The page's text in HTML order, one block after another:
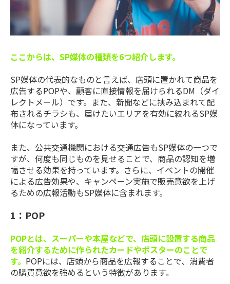
ここからは、SP媒体の種類を6つ紹介します。
SP媒体の代表的なものと言えば、店頭に置かれて商品を
広告するPOPや、顧客に直接情報を届けられるDM（ダイ
レクトメール）です。また、新聞などに挟み込まれて配
布されるチラシも、届けたいエリアを有効に絞れるSP媒
体になっています。
また、公共交通機関における交通広告もSP媒体の一つで
すが、何度も同じものを見せることで、商品の認知を増
幅させる効果を持っています。さらに、イベントの開催
による広告効果や、キャンペーン実施で販売意欲を上げ
るための広報活動もSP媒体に含まれます。
1：POP
POPとは、スーパーや本屋などで、店頭に設置する商品
を紹介するために作られたカードやポスターのことで
す。 POPには、店頭から商品を広報することで、消費者
の購買意欲を強めるという特徴があります。